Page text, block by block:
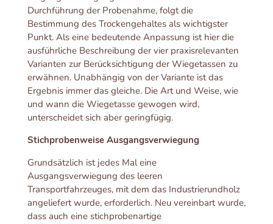
Durchführung der Probenahme, folgt die
Bestimmung des Trockengehaltes als wichtigster
Punkt. Als eine bedeutende Anpassung ist hier die
ausführliche Beschreibung der vier praxisrelevanten
Varianten zur Berücksichtigung der Wiegetassen zu
erwähnen. Unabhängig von der Variante ist das
Ergebnis immer das gleiche. Die Art und Weise, wie
und wann die Wiegetasse gewogen wird,
unterscheidet sich aber geringfügig.
Stichprobenweise Ausgangsverwiegung
Grundsätzlich ist jedes Mal eine
Ausgangsverwiegung des leeren
Transportfahrzeuges, mit dem das Industrierundholz
angeliefert wurde, erforderlich. Neu vereinbart wurde,
dass auch eine stichprobenartige